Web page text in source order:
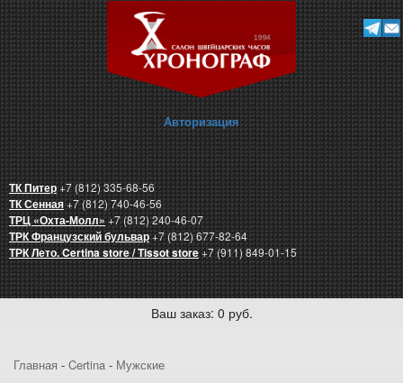
Авторизация
ТК Питер+7 (812) 335-68-56
ТК Сенная+7 (812) 740-46-56
ТРЦ «Охта-Молл»+7 (812) 240-46-07
ТРК Французский бульвар+7 (812) 677-82-64
ТРК Лето. Certina store / Tissot store+7 (911) 849-01-15
Ваш заказ: 0 руб.
Главная - Certina - Мужские